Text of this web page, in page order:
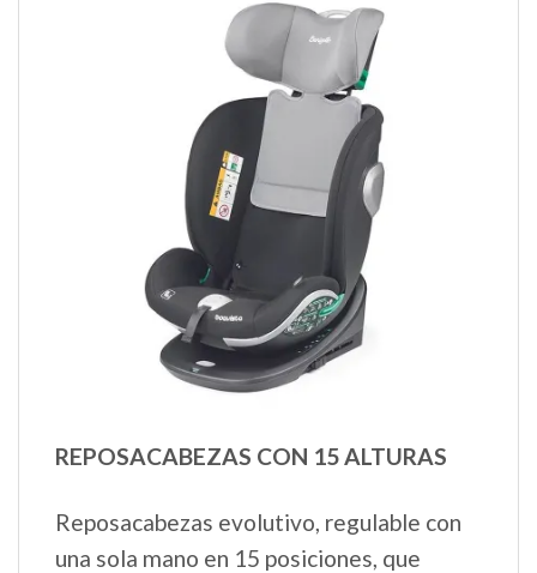
REPOSACABEZAS CON 15 ALTURAS
Reposacabezas evolutivo, regulable con
una sola mano en 15 posiciones, que